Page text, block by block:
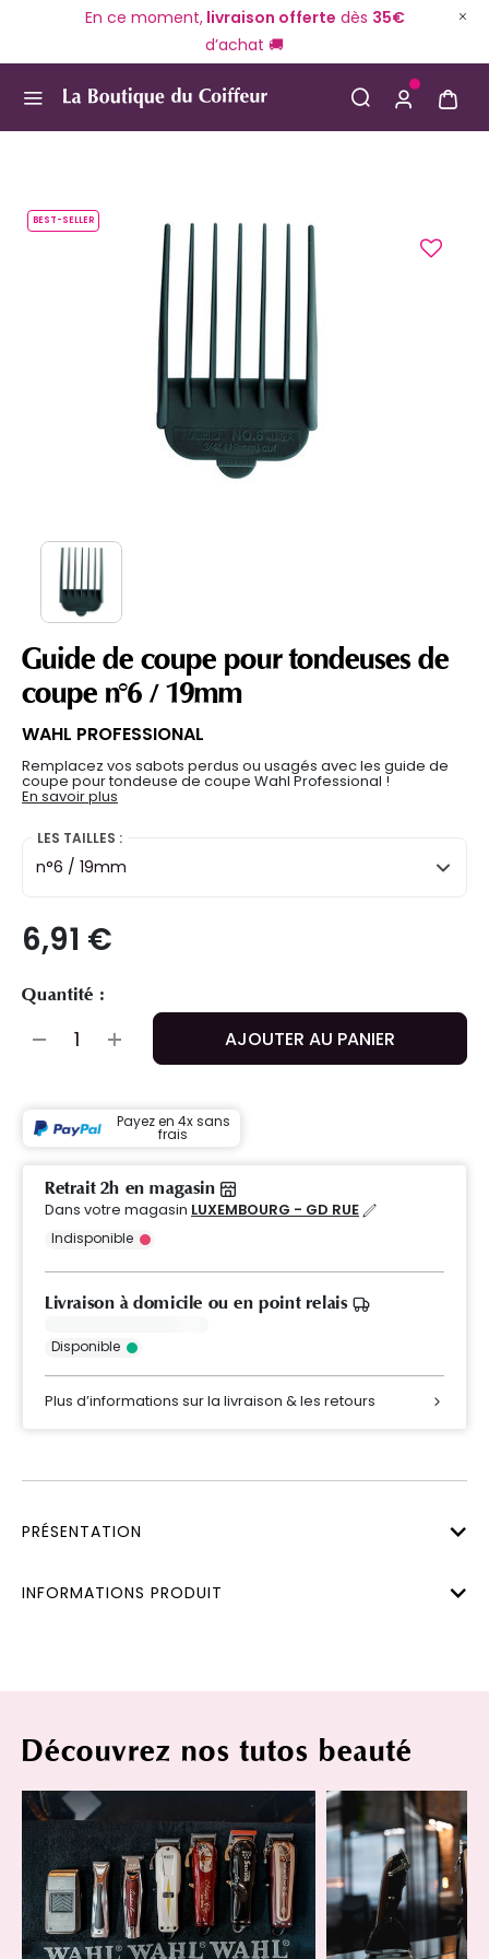
En ce moment,livraison offerte dès 35€
d’achat 🚚
BEST-SELLER
Guide de coupe pour tondeuses de
coupe n°6 / 19mm
WAHL PROFESSIONAL
Remplacez vos sabots perdus ou usagés avec les guide de
coupe pour tondeuse de coupe Wahl Professional !
En savoir plus
LES TAILLES :
n°6 / 19mm
6,91 €
Quantité :
AJOUTER AU PANIER
Payez en 4x sans
frais
Retrait 2h en magasin
Dans votre magasin LUXEMBOURG - GD RUE
Indisponible
Livraison à domicile ou en point relais
Disponible
Plus d’informations sur la livraison & les retours
PRÉSENTATION
INFORMATIONS PRODUIT
Découvrez nos tutos beauté